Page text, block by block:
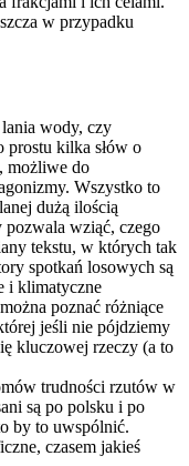
w przypadku
wody, czy
prostu kilka słów o
możliwe do
Wszystko to
dużą ilością
pozwala wziąć, czego
tekstu, w których tak
spotkań losowych są
i klimatyczne
poznać różniące
jeśli nie pójdziemy
kluczowej rzeczy (a to
trudności rzutów w
są po polsku i po
by to uwspólnić.
czasem jakieś